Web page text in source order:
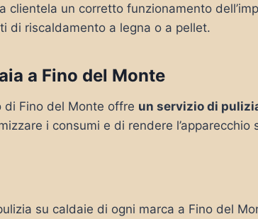
clientela un corretto funzionamento
di riscaldamento a legna o a pellet.
a Fino del Monte
di Fino del Monte offre un servizio di
i consumi e di rendere l’apparecchio
su caldaie di ogni marca a Fino del